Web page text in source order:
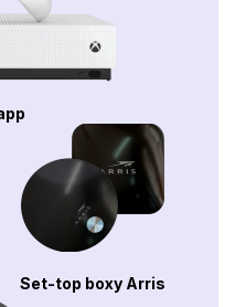
Set-top boxy Arris